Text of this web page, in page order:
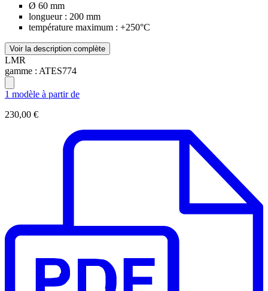
Ø 60 mm
longueur : 200 mm
température maximum : +250°C
Voir la description complète
LMR
gamme : ATES774
1 modèle à partir de
230,00 €